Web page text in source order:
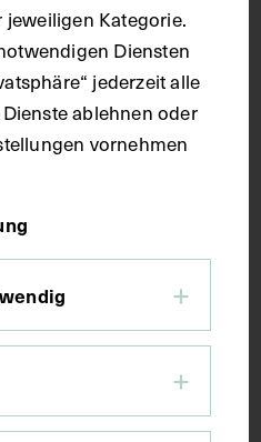
vergrößert
Struktur der Linse (Lens
Fig. 10: 314/11:
Netzhaut (Retina).
Kategorie.
Diensten
jederzeit alle
ablehnen oder
vornehmen